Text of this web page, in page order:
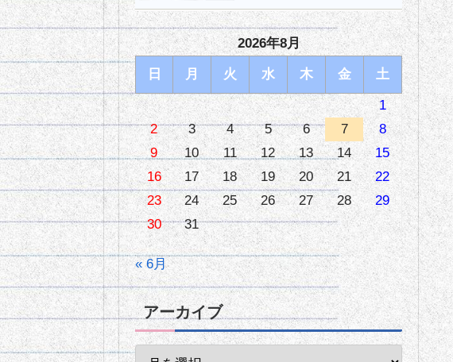
2026年8月
日 月 火 水 木 金 土
1
2
3 4 5 6 7
8
9
10 11 12 13 14
15
16
17 18 19 20 21
22
23
24 25 26 27 28
29
30
31
« 6月
アーカイブ